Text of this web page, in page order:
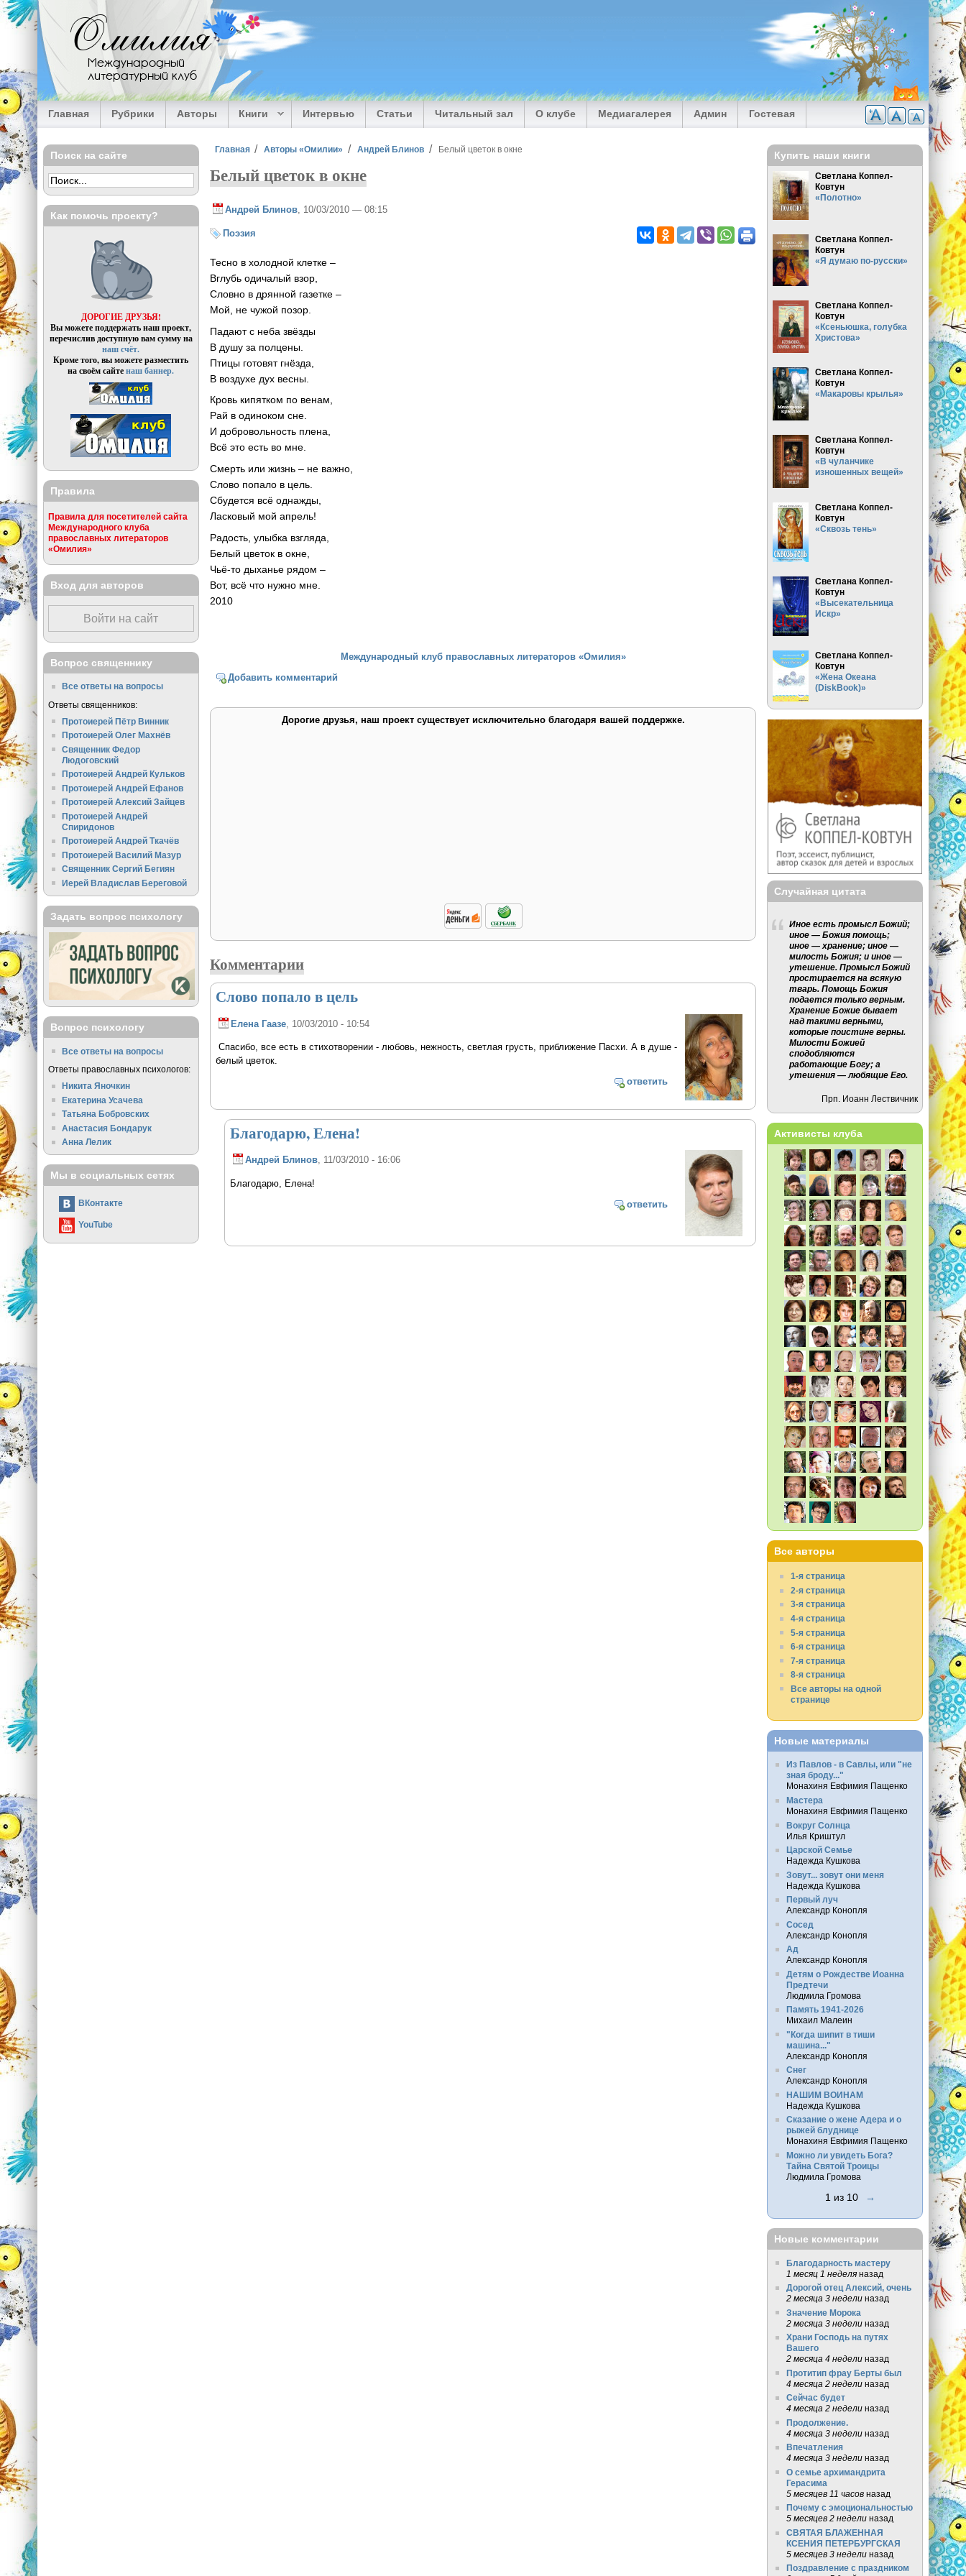
Перейти к основному содержанию
Омилия
Международный
литературный клуб
Главная Рубрики Авторы Книги Интервью Статьи Читальный зал О клубе Медиагалерея Админ Гостевая
Вы здесь
Главная Авторы «Омилии» Андрей Блинов Белый цветок в окне
Белый цветок в окне
Андрей Блинов , 10/03/2010 — 08:15
Поэзия
Тесно в холодной клетке –
Вглубь одичалый взор,
Словно в дрянной газетке –
Мой, не чужой позор.
Падают с неба звёзды
В душу за полцены.
Птицы готовят гнёзда,
В воздухе дух весны.
Кровь кипятком по венам,
Рай в одиноком сне.
И добровольность плена,
Всё это есть во мне.
Смерть или жизнь – не важно,
Слово попало в цель.
Сбудется всё однажды,
Ласковый мой апрель!
Радость, улыбка взгляда,
Белый цветок в окне,
Чьё-то дыханье рядом –
Вот, всё что нужно мне.
2010
Международный клуб православных литераторов «Омилия»
Добавить комментарий
Дорогие друзья, наш проект существует исключительно благодаря вашей поддержке.
Комментарии
Слово попало в цель
Елена Гаазе, 10/03/2010 - 10:54
Спасибо, все есть в стихотворении - любовь, нежность, светлая грусть, приближение Пасхи. А в душе -
белый цветок.
ответить
Благодарю, Елена!
Андрей Блинов, 11/03/2010 - 16:06
Благодарю, Елена!
ответить
Поиск на сайте
Как помочь проекту?
ДОРОГИЕ ДРУЗЬЯ!
Вы можете поддержать наш проект,
перечислив доступную вам сумму на
наш счёт.
Кроме того, вы можете разместить
на своём сайтенаш баннер.
Правила
Правила для посетителей сайта
Международного клуба
православных литераторов
«Омилия»
Вход для авторов
Войти на сайт
Вопрос священнику
Все ответы на вопросы
Ответы священников:
Протоиерей Пётр Винник
Протоиерей Олег Махнёв
Священник Федор
Людоговский
Протоиерей Андрей Кульков
Протоиерей Андрей Ефанов
Протоиерей Алексий Зайцев
Протоиерей Андрей
Спиридонов
Протоиерей Андрей Ткачёв
Протоиерей Василий Мазур
Священник Сергий Бегиян
Иерей Владислав Береговой
Задать вопрос психологу
Вопрос психологу
Все ответы на вопросы
Ответы православных психологов:
Никита Яночкин
Екатерина Усачева
Татьяна Бобровских
Анастасия Бондарук
Анна Лелик
Мы в социальных сетях
ВКонтакте
YouTube
Купить наши книги
Светлана Коппел-
Ковтун
«Полотно»
Светлана Коппел-
Ковтун
«Я думаю по-русски»
Светлана Коппел-
Ковтун
«Ксеньюшка, голубка
Христова»
Светлана Коппел-
Ковтун
«Макаровы крылья»
Светлана Коппел-
Ковтун
«В чуланчике
изношенных вещей»
Светлана Коппел-
Ковтун
«Сквозь тень»
Светлана Коппел-
Ковтун
«Высекательница
Искр»
Светлана Коппел-
Ковтун
«Жена Океана
(DiskBook)»
Случайная цитата
Иное есть промысл Божий;
иное — Божия помощь;
иное — хранение; иное —
милость Божия; и иное —
утешение. Промысл Божий
простирается на всякую
тварь. Помощь Божия
подается только верным.
Хранение Божие бывает
над такими верными,
которые поистине верны.
Милости Божией
сподобляются
работающие Богу; а
утешения — любящие Его.
Прп. Иоанн Лествичник
Активисты клуба
Все авторы
1-я страница
2-я страница
3-я страница
4-я страница
5-я страница
6-я страница
7-я страница
8-я страница
Все авторы на одной
странице
Новые материалы
Из Павлов - в Савлы, или "не
зная броду..."
Монахиня Евфимия Пащенко
Мастера
Монахиня Евфимия Пащенко
Вокруг Солнца
Илья Криштул
Царской Семье
Надежда Кушкова
Зовут... зовут они меня
Надежда Кушкова
Первый луч
Александр Конопля
Сосед
Александр Конопля
Ад
Александр Конопля
Детям о Рождестве Иоанна
Предтечи
Людмила Громова
Память 1941-2026
Михаил Малеин
"Когда шипит в тиши
машина..."
Александр Конопля
Снег
Александр Конопля
НАШИМ ВОИНАМ
Надежда Кушкова
Сказание о жене Адера и о
рыжей блуднице
Монахиня Евфимия Пащенко
Можно ли увидеть Бога?
Тайна Святой Троицы
Людмила Громова
1 из 10 →
Новые комментарии
Благодарность мастеру
1 месяц 1 неделяназад
Дорогой отец Алексий, очень
2 месяца 3 неделиназад
Значение Морока
2 месяца 3 неделиназад
Храни Господь на путях
Вашего
2 месяца 4 неделиназад
Протитип фрау Берты был
4 месяца 2 неделиназад
Сейчас будет
4 месяца 2 неделиназад
Продолжение.
4 месяца 3 неделиназад
Впечатления
4 месяца 3 неделиназад
О семье архимандрита
Герасима
5 месяцев 11 часовназад
Почему с эмоциональностью
5 месяцев 2 неделиназад
СВЯТАЯ БЛАЖЕННАЯ
КСЕНИЯ ПЕТЕРБУРГСКАЯ
5 месяцев 3 неделиназад
Поздравление с праздником